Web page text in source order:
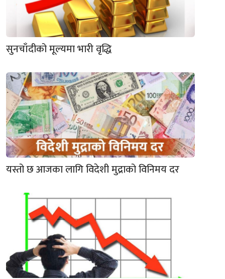
सुनचाँदीको मूल्यमा भारी वृद्धि
यस्तो छ आजका लागि विदेशी मुद्राको विनिमय दर